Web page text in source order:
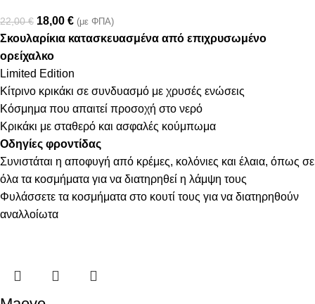
22,00€ 18,00 € (με ΦΠΑ)
Σκουλαρίκια κατασκευασμένα από επιχρυσωμένο
ορείχαλκο
Limited Edition
Κίτρινο κρικάκι σε συνδυασμό με χρυσές ενώσεις
Κόσμημα που απαιτεί προσοχή στο νερό
Κρικάκι με σταθερό και ασφαλές κούμπωμα
Οδηγίες φροντίδας
Συνιστάται η αποφυγή από κρέμες, κολόνιες και έλαια, όπως σε
όλα τα κοσμήματα για να διατηρηθεί η λάμψη τους
Φυλάσσετε τα κοσμήματα στο κουτί τους για να διατηρηθούν
αναλλοίωτα